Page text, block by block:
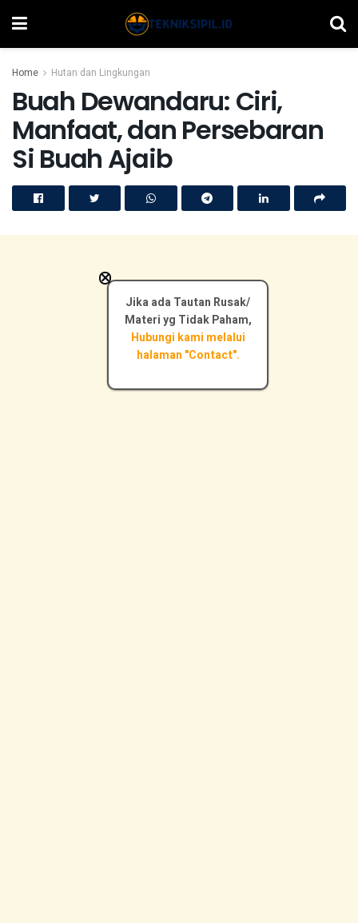
Home Hutan dan Lingkungan
Buah Dewandaru: Ciri,
Manfaat, dan Persebaran
Si Buah Ajaib
Jika ada Tautan Rusak/
Materi yg Tidak Paham,
Hubungi kami melalui
halaman "Contact".
×